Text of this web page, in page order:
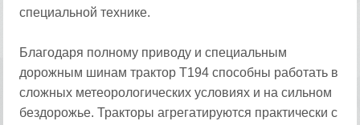
специальной технике.
Благодаря полному приводу и специальным
дорожным шинам трактор T194 способны работать в
сложных метеорологических условиях и на сильном
бездорожье. Тракторы агрегатируются практически с